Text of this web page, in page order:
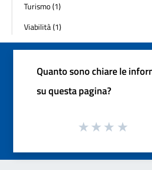
Turismo (1)
Viabilità (1)
Quanto sono chiare le
su questa pagina?